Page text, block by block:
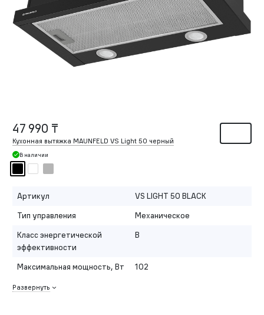
47 990 ₸
Кухонная вытяжка MAUNFELD VS Light 50 черный
В наличии
Артикул
VS LIGHT 50 BLACK
Тип управления
Механическое
Класс энергетической
эффективности
B
Максимальная мощность, Вт 102
Развернуть